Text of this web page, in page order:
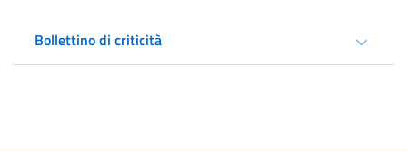
Bollettino di criticità